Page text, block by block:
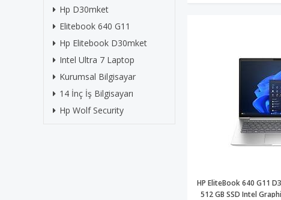
Hp D30mket
Elitebook 640 G11
Hp Elitebook D30mket
Intel Ultra 7 Laptop
Kurumsal Bilgisayar
14 İnç İş Bilgisayarı
Hp Wolf Security
HP EliteBook 640 G11
512 GB SSD Intel